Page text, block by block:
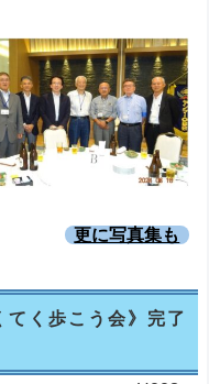
更に写真集も
く歩こう会》完了